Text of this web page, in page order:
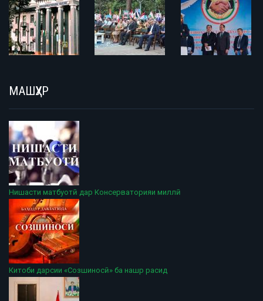
МАШҲУР
Нишасти матбуотӣ дар Консерваторияи миллӣ
Китоби дарсии «Созшиносӣ» ба нашр расид